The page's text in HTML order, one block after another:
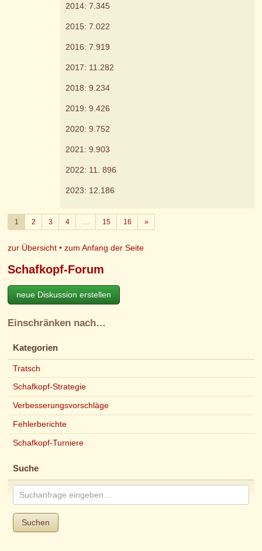
2014: 7.345
2015: 7.022
2016: 7.919
2017: 11.282
2018: 9.234
2019: 9.426
2020: 9.752
2021: 9.903
2022: 11. 896
2023: 12.186
1 2 3 4 15 16 »Weiter
zur Übersicht •zum Anfang der Seite
Schafkopf-Forum
neue Diskussion erstellen
Einschränken nach…
Kategorien
Tratsch
Schafkopf-Strategie
Verbesserungsvorschläge
Fehlerberichte
Schafkopf-Turniere
Suche
Suchen